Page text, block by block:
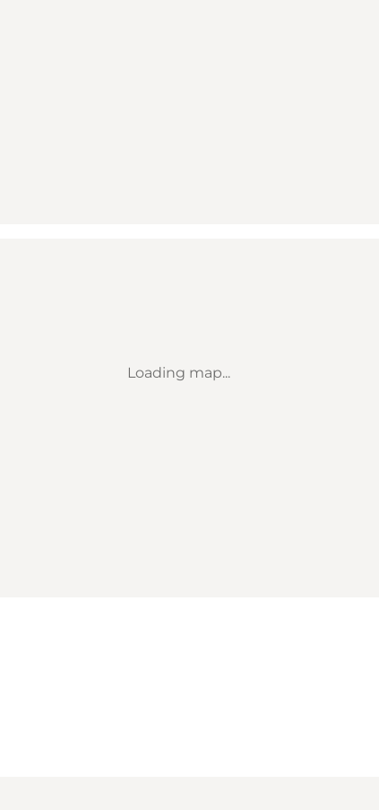
Loading map...